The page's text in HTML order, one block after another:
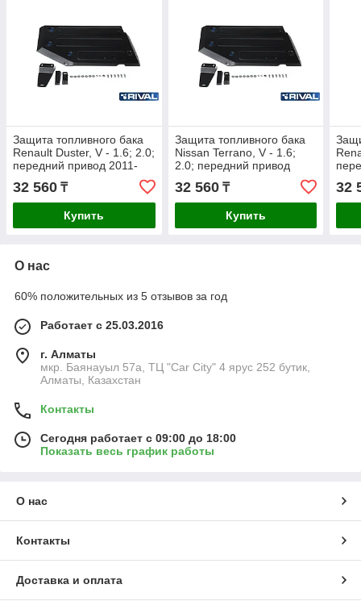
Защита топливного бака
Renault Duster, V - 1.6; 2.0;
передний привод 2011-
32 560 ₸
Купить
Защита топливного бака
Nissan Terrano, V - 1.6;
2.0; передний привод
32 560₸
Купить
32
О нас
60% положительных из 5 отзывов за год
Работает с 25.03.2016
г. Алматы
мкр. Баянауыл 57а, ТЦ "Car Сity" 4 ярус 252 бутик,
Алматы, Казахстан
Контакты
Сегодня работает с 09:00 до 18:00
Показать весь график работы
О нас
Контакты
Доставка и оплата